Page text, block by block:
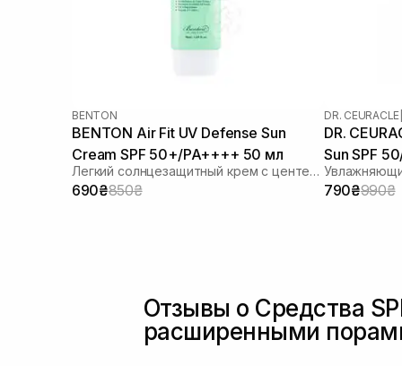
BENTON
BENTON Air Fit UV Defense Sun
Cream SPF 50+/PA++++ 50 мл
Легкий солнцезащитный крем с центеллой
690₴850₴
DR. CEURACLE
DR.
Sun SPF
790₴990₴
Отзывы о Средства
расширенными